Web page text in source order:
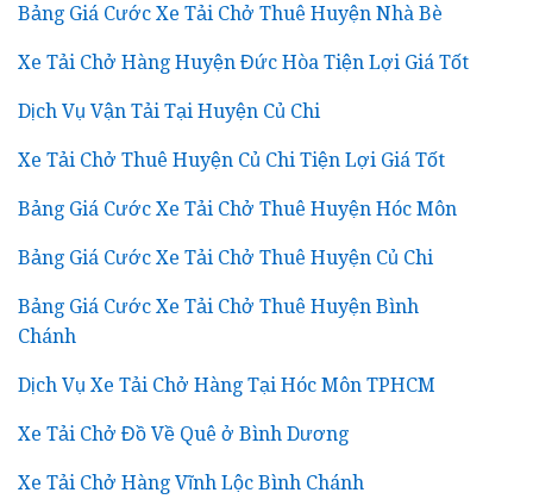
Bảng Giá Cước Xe Tải Chở Thuê Huyện Nhà Bè
Xe Tải Chở Hàng Huyện Đức Hòa Tiện Lợi Giá Tốt
Dịch Vụ Vận Tải Tại Huyện Củ Chi
Xe Tải Chở Thuê Huyện Củ Chi Tiện Lợi Giá Tốt
Bảng Giá Cước Xe Tải Chở Thuê Huyện Hóc Môn
Bảng Giá Cước Xe Tải Chở Thuê Huyện Củ Chi
Bảng Giá Cước Xe Tải Chở Thuê Huyện Bình
Chánh
Dịch Vụ Xe Tải Chở Hàng Tại Hóc Môn TPHCM
Xe Tải Chở Đồ Về Quê ở Bình Dương
Xe Tải Chở Hàng Vĩnh Lộc Bình Chánh